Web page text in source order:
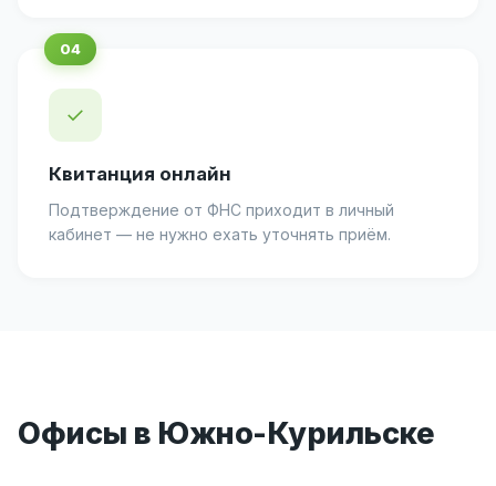
✓
Квитанция онлайн
Подтверждение от ФНС приходит в личный
кабинет — не нужно ехать уточнять приём.
Офисы в Южно-Курильске